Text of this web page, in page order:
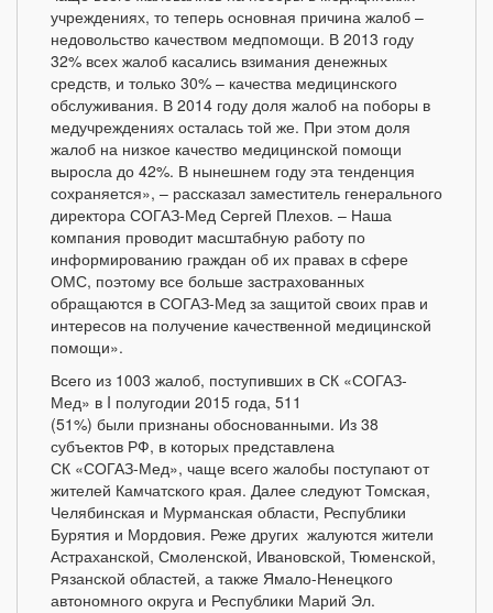
учреждениях, то теперь основная причина жалоб –
недовольство качеством медпомощи. В 2013 году
32% всех жалоб касались взимания денежных
средств, и только 30% – качества медицинского
обслуживания. В 2014 году доля жалоб на поборы в
медучреждениях осталась той же. При этом доля
жалоб на низкое качество медицинской помощи
выросла до 42%. В нынешнем году эта тенденция
сохраняется», – рассказал заместитель генерального
директора СОГАЗ-Мед Сергей Плехов. – Наша
компания проводит масштабную работу по
информированию граждан об их правах в сфере
ОМС, поэтому все больше застрахованных
обращаются в СОГАЗ-Мед за защитой своих прав и
интересов на получение качественной медицинской
помощи».
Всего из 1003 жалоб, поступивших в СК «СОГАЗ-
Мед» в I полугодии 2015 года, 511
(51%) были признаны обоснованными. Из 38
субъектов РФ, в которых представлена
СК «СОГАЗ-Мед», чаще всего жалобы поступают от
жителей Камчатского края. Далее следуют Томская,
Челябинская и Мурманская области, Республики
Бурятия и Мордовия. Реже других жалуются жители
Астраханской, Смоленской, Ивановской, Тюменской,
Рязанской областей, а также Ямало-Ненецкого
автономного округа и Республики Марий Эл.